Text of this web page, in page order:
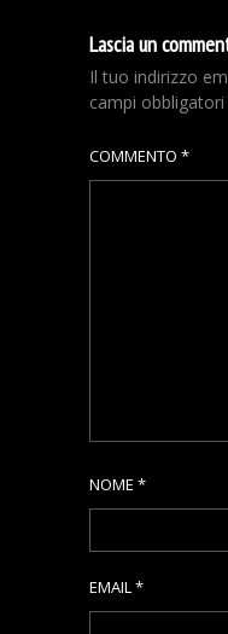
Lascia un
Il tuo indirizzo
campi
COMMENTO *
NOME *
EMAIL*